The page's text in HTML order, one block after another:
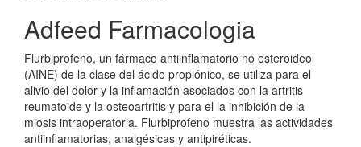
Adfeed Farmacologia
Flurbiprofeno, un fármaco antiinflamatorio no esteroideo
(AINE) de la clase del ácido propiónico, se utiliza para el
alivio del dolor y la inflamación asociados con la artritis
reumatoide y la osteoartritis y para el la inhibición de la
miosis intraoperatoria. Flurbiprofeno muestra las actividades
antiinflamatorias, analgésicas y antipiréticas.